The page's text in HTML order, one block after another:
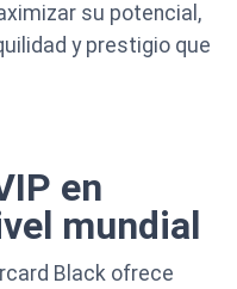
su potencial,
y prestigio que
en
mundial
Black ofrece